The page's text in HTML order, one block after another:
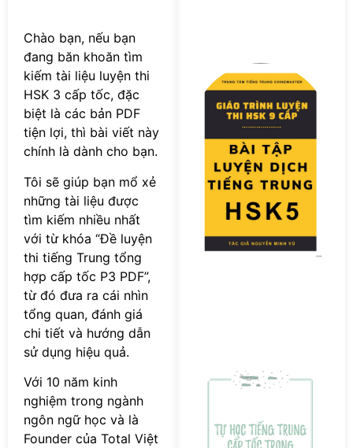
Chào bạn, nếu bạn
đang băn khoăn tìm
kiếm tài liệu luyện thi
HSK 3 cấp tốc, đặc
biệt là các bản PDF
tiện lợi, thì bài viết này
chính là dành cho bạn.
Tôi sẽ giúp bạn mổ xẻ
những tài liệu được
tìm kiếm nhiều nhất
với từ khóa “Đề luyện
thi tiếng Trung tổng
hợp cấp tốc P3 PDF”,
từ đó đưa ra cái nhìn
tổng quan, đánh giá
chi tiết và hướng dẫn
sử dụng hiệu quả.
Với 10 năm kinh
nghiệm trong ngành
ngôn ngữ học và là
Founder của Total Việt